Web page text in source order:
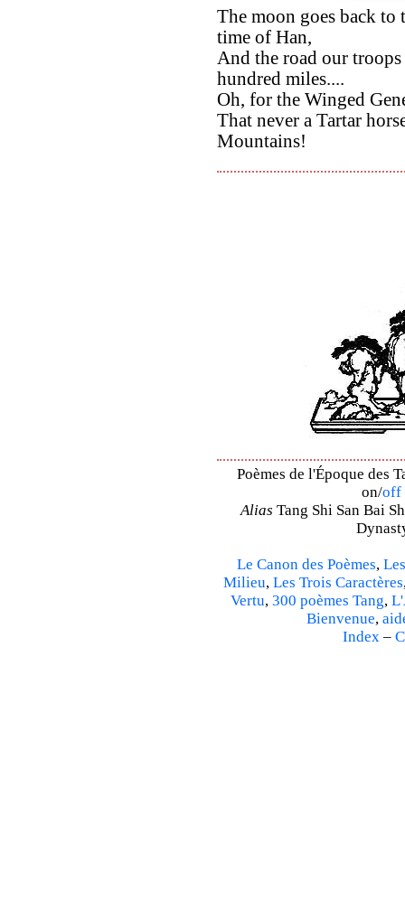
The moon goes back
time of Han,
And the road our
hundred miles....
Oh, for the Winged
That never a Tartar
Mountains!
Poèmes de l'Époque des
on/off
Alias Tang Shi San Bai
Le Canon des Poèmes,
Milieu, Les Trois Caractères
Vertu, 300 poèmes Tang,
Bienvenue,
Index–